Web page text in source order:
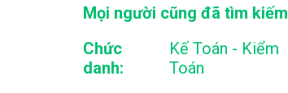
Mọi người cũng đã tìm kiếm
Chức
danh:
Kế Toán - Kiểm
Toán